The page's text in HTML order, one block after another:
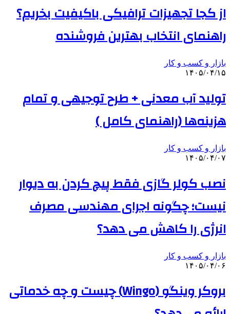
از کجا تجهیزات ترافیکی باکیفیت بخریم؟
راهنمای انتخاب بهترین فروشنده
بازار و کسب و کار
۱۴۰۵/۰۴/۱۵
تولید آب معدنی + طرح توجیهی و تمام
هزینه‌ها (راهنمای کامل )
بازار و کسب و کار
۱۴۰۵/۰۴/۰۷
نصب کولر گازی فقط پیچ کردن به دیوار
نیست؛ چگونه اجرای مهندسی مصرف
انرژی را کاهش می دهد؟
بازار و کسب و کار
۱۴۰۵/۰۴/۰۶
بروکر وینگو (Wingo) چیست و چه خدماتی